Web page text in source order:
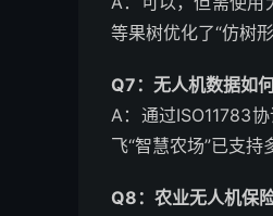
等果树优化了“仿树形
Q7：无人机数据如
A：通过ISO11783
飞“智慧农场”已支持
Q8：农业无人机保